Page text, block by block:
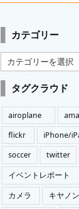
カテゴリー
カ
テ
ゴ
リ
ー
タグクラウド
airoplane
flickr
iPhone/
soccer
twitter
イベントレポート
カメラ
キヤノン